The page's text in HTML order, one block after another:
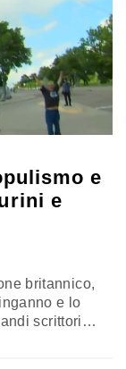
e
e
britannico,
e lo
scrittori